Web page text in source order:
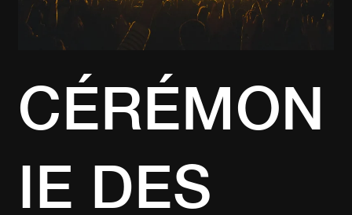
CÉRÉMON
IE DES